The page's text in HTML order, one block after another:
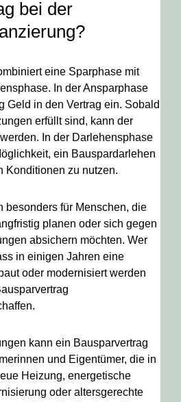
bei der
eine Sparphase mit
In der Ansparphase
Geld in den Vertrag ein. Sobald
erfüllt sind, kann der
In der Darlehensphase
ein Bauspardarlehen
Konditionen zu nutzen.
besonders für Menschen, die
planen oder sich gegen
absichern möchten. Wer
in einigen Jahren eine
oder modernisiert werden
kann ein Bausparvertrag
und Eigentümer, die in
Heizung, energetische
oder altersgerechte